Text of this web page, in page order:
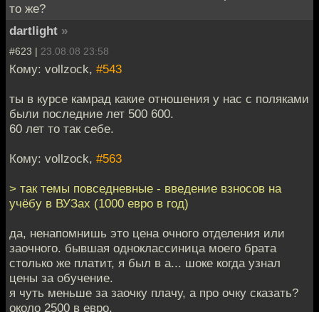
то же?
dartlight »
#623 | 23.08.08 23:58
Кому: vollzock, #543
ты в курсе камрад какие отношения у нас с поляками
были последние лет 500 600.
60 лет то так себе.
Кому: vollzock, #563
> так темы повседневные - введение взносов на
учёбу в ВУЗах (1000 евро в год)
да, ненапомнишь это цена очного отделения или
заочного. бывшая одноклассиница моего брата
столько же платит, я был в а... шоке когда узнал
цены за обучение.
я чуть меньше за заочку плачу, а про очку сказать?
около 2500 в евро.